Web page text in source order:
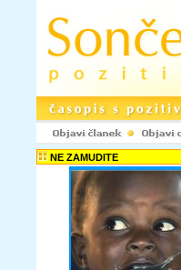
NE ZAMUDITE